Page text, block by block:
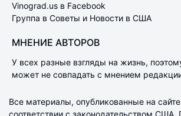
Vinograd.us в Facebook
Группа в Советы и Новости в США
МНЕНИЕ АВТОРОВ
У всех разные взгляды на жизнь,
может не совпадать с мнением
Все материалы, опубликованные на
соответствии с законодательством США.